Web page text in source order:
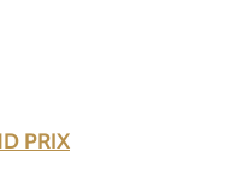
PRIX